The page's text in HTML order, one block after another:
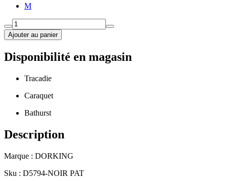
M
Ajouter au panier
Disponibilité en magasin
Tracadie
Caraquet
Bathurst
Description
Marque : DORKING
Sku : D5794-NOIR PAT